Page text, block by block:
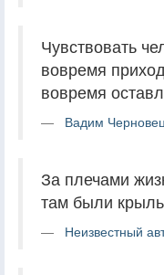
Чувствовать
вовремя
вовремя
Вадим
За плечами
там были
Неизвестный